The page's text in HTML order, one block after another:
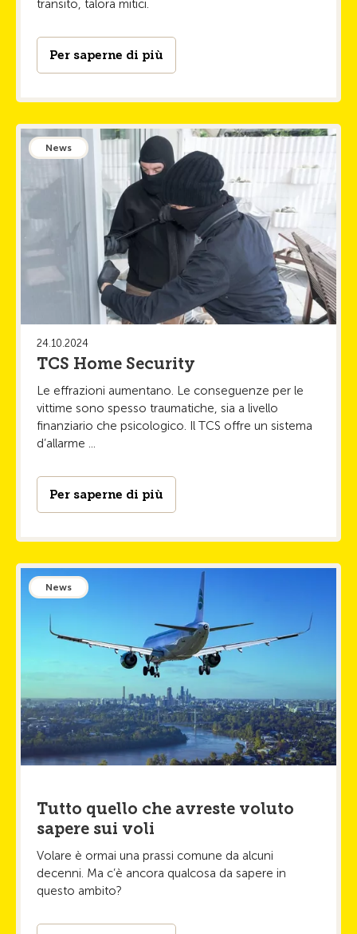
transito, talora mitici.
Per saperne di più
News
24.10.2024
TCS Home Security
Le effrazioni aumentano. Le conseguenze per le
vittime sono spesso traumatiche, sia a livello
finanziario che psicologico. Il TCS offre un sistema
d’allarme ...
Per saperne di più
News
Tutto quello che avreste voluto
sapere sui voli
Volare è ormai una prassi comune da alcuni
decenni. Ma c’è ancora qualcosa da sapere in
questo ambito?